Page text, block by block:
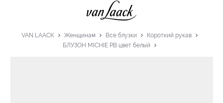
VAN LAACK Женщинам Все блузки
Короткий рукав
БЛУЗОН MICHIE PB цвет белый